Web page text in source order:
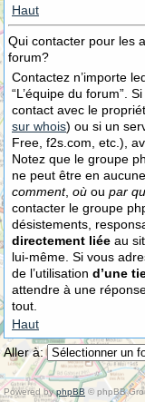
Haut
Qui contacter pour les
forum?
Contactez n’importe
“L’équipe du forum”.
contact avec le
sur whois) ou si un
Free, f2s.com, etc.),
Notez que le groupe
ne peut être en
comment, où ou par
contacter le groupe
désistements,
directement liée au
lui-même. Si vous
de l’utilisation d’une
attendre à une
tout.
Haut
Aller à:
Powered byphpBB © phpBB